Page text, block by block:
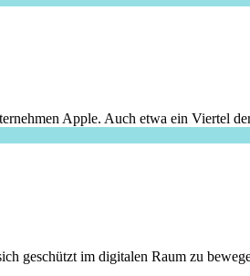
Apple. Auch etwa ein Viertel
geschützt im digitalen Raum zu